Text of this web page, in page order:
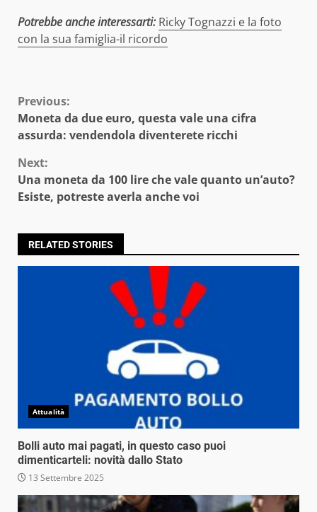
Potrebbe anche interessarti: Ricky Tognazzi e la foto
con la sua famiglia-il ricordo
Continue
Reading
Previous:
Moneta da due euro, questa vale una cifra
assurda: vendendola diventerete ricchi
Next:
Una moneta da 100 lire che vale quanto un’auto?
Esiste, potreste averla anche voi
RELATED STORIES
Attualità
Bolli auto mai pagati, in questo caso puoi
dimenticarteli: novità dallo Stato
13 Settembre 2025